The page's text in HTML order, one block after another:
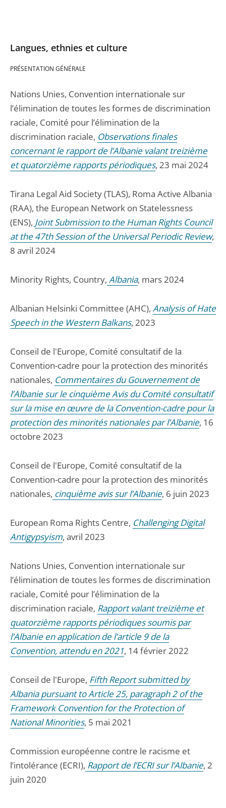
Langues, ethnies et culture
PRÉSENTATION GÉNÉRALE
Nations Unies, Convention internationale sur
l’élimination de toutes les formes de discrimination
raciale, Comité pour l’élimination de la
discrimination raciale, Observations finales
concernant le rapport de l’Albanie valant treizième
et quatorzième rapports périodiques, 23 mai 2024
Tirana Legal Aid Society (TLAS), Roma Active Albania
(RAA), the European Network on Statelessness
(ENS), Joint Submission to the Human Rights Council
at the 47th Session of the Universal Periodic Review,
8 avril 2024
Minority Rights, Country, Albania, mars 2024
Albanian Helsinki Committee (AHC), Analysis of Hate
Speech in the Western Balkans, 2023
Conseil de l'Europe, Comité consultatif de la
Convention-cadre pour la protection des minorités
nationales, Commentaires du Gouvernement de
l’Albanie sur le cinquième Avis du Comité consultatif
sur la mise en œuvre de la Convention-cadre pour la
protection des minorités nationales par l’Albanie, 16
octobre 2023
Conseil de l'Europe, Comité consultatif de la
Convention-cadre pour la protection des minorités
nationales, cinquième avis sur l’Albanie, 6 juin 2023
European Roma Rights Centre, Challenging Digital
Antigypsyism, avril 2023
Nations Unies, Convention internationale sur
l’élimination de toutes les formes de discrimination
raciale, Comité pour l’élimination de la
discrimination raciale, Rapport valant treizième et
quatorzième rapports périodiques soumis par
l’Albanie en application de l’article 9 de la
Convention, attendu en 2021, 14 février 2022
Conseil de l'Europe, Fifth Report submitted by
Albania pursuant to Article 25, paragraph 2 of the
Framework Convention for the Protection of
National Minorities, 5 mai 2021
Commission européenne contre le racisme et
l’intolérance (ECRI), Rapport de l’ECRI sur l’Albanie, 2
juin 2020